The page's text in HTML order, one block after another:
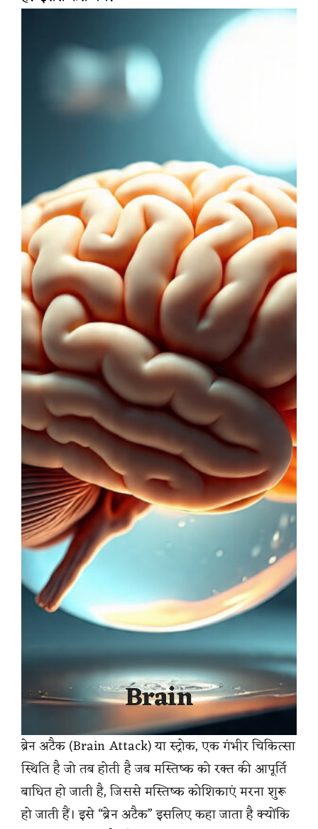
Brain
ब्रेन अटैक (Brain Attack) या स्ट्रोक, एक गंभीर चिकित्सा
स्थिति है जो तब होती है जब मस्तिष्क को रक्त की आपूर्ति
बाधित हो जाती है, जिससे मस्तिष्क कोशिकाएं मरना शुरू
हो जाती हैं। इसे “ब्रेन अटैक” इसलिए कहा जाता है क्योंकि